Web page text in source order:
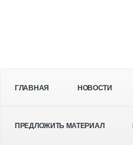
ГЛАВНАЯ НОВОСТИ
ПРЕДЛОЖИТЬ МАТЕРИАЛ